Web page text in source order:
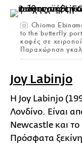
Chioma
to the butterfly
καφές σε
Παραχώρηση
Joy Labinjo
Η Joy Labinjo
Λονδίνο. Είναι
Newcastle και
Πρόσφατα